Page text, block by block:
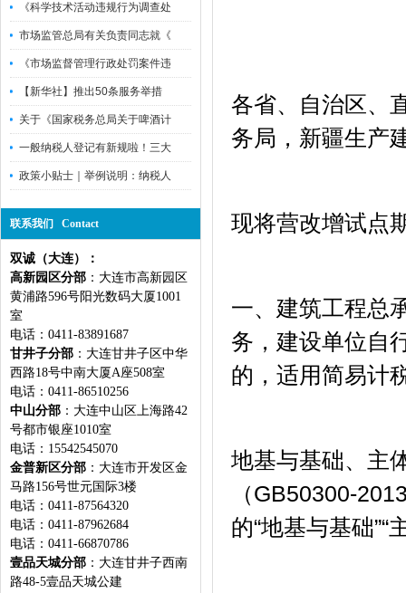
《科学技术活动违规行为调查处
市场监管总局有关负责同志就《
《市场监督管理行政处罚案件违
【新华社】推出50条服务举措
关于《国家税务总局关于啤酒计
一般纳税人登记有新规啦！三大
政策小贴士｜举例说明：纳税人
联系我们 Contact
双诚（大连）：
高新园区分部 ：大连市高新园区
黄浦路596号阳光数码大厦1001
室
电话：0411-83891687
甘井子分部 ：大连甘井子区中华
西路18号中南大厦A座508室
电话：0411-86510256
中山分部 ：大连中山区上海路42
号都市银座1010室
电话：15542545070
金普新区分部 ：大连市开发区金
马路156号世元国际3楼
电话：0411-87564320
电话：0411-87962684
电话：0411-66870786
壹品天城分部 ：大连甘井子西南
路48-5壹品天城公建
各省、自治区、
务局，新疆生产
现将营改增试点
一、建筑工程总
务，建设单位自
的，适用简易计
地基与基础、主
（GB50300-
的“地基与基础